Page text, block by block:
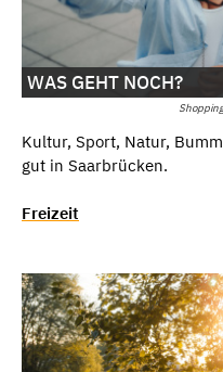
WAS GEHT NOCH?
Kultur, Sport, Natur,
gut in Saarbrücken.
Freizeit